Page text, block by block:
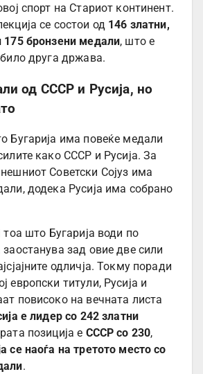
спорт на Стариот континент.
се состои од 146 златни,
175 бронзени медали, што е
друга држава.
од СССР и Русија, но
Бугарија има повеќе медали
како СССР и Русија. За
Советски Сојуз има
додека Русија има собрано
тоа што Бугарија води по
зад овие две сили
одличја. Токму поради
европски титули, Русија и
повисоко на вечната листа
е лидер со 242 златни
позиција е СССР со 230,
се наоѓа на третото место со
.